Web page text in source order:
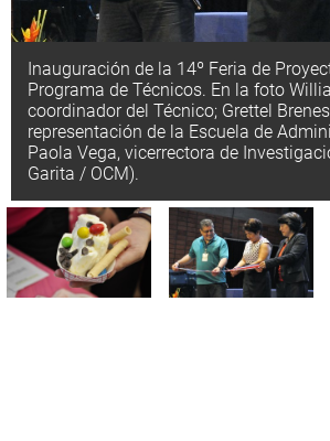
Inauguración de la 14º Feria de
Programa de Técnicos. En la foto
coordinador del Técnico; Grettel
representación de la Escuela de
Paola Vega, vicerrectora de
Garita / OCM).